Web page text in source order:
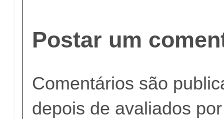
Postar um
Comentários são
depois de avaliados